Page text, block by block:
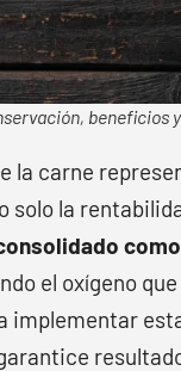
beneficios
la carne
la
el oxígeno
implementar